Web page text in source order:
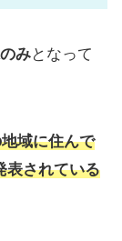
みとなって
域に住んで
表されている